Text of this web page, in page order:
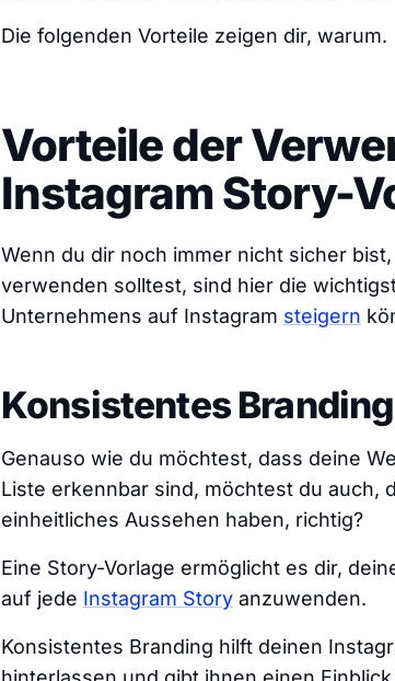
Die folgenden Vorteile zeigen dir, warum.
Vorteile der
Instagram Story-
Wenn du dir noch immer nicht sicher
verwenden solltest, sind hier die
Unternehmens auf Instagram steigern
Konsistentes Branding
Genauso wie du möchtest, dass deine
Liste erkennbar sind, möchtest du auch,
einheitliches Aussehen haben, richtig?
Eine Story-Vorlage ermöglicht es dir,
auf jede Instagram Story anzuwenden.
Konsistentes Branding hilft deinen